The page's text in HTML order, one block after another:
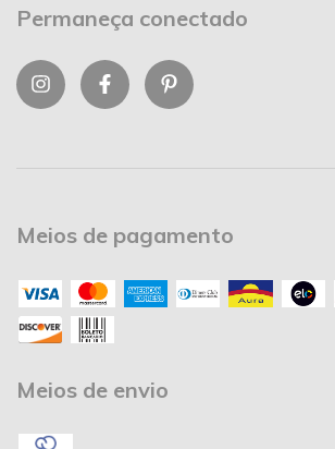
Permaneça conectado
Meios de pagamento
Meios de envio